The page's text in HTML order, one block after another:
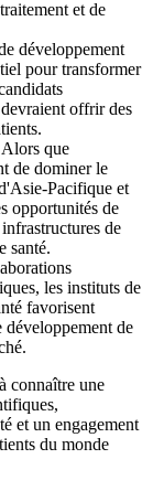
et de
développement
pour transformer
offrir des
Alors que
de dominer le
Pacifique et
opportunités de
de
santé.
les instituts de
favorisent
développement de
connaître une
et un engagement
du monde